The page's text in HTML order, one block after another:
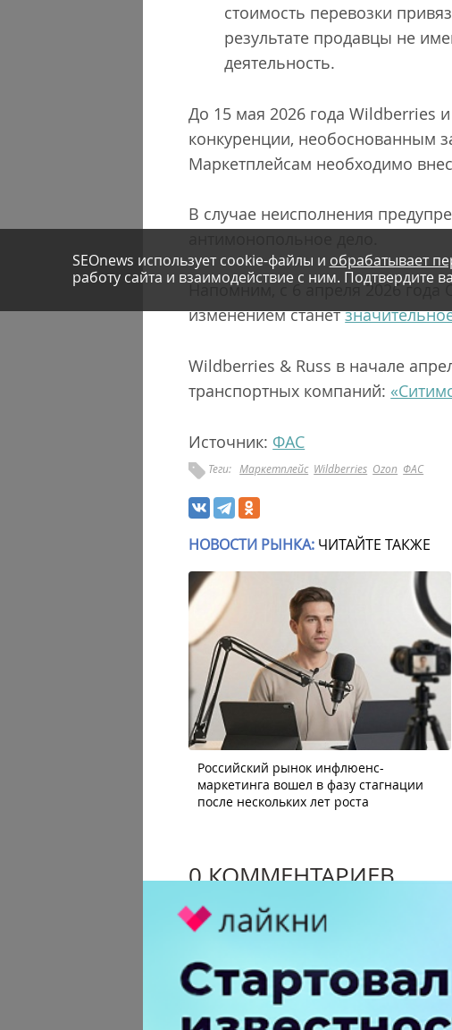
стоимость перевозки
результате продавцы не
деятельность.
До 15 мая 2026 года Wildberries
конкуренции, необоснованным
Маркетплейсам необходимо
В случае неисполнения
Напомним, c 6 апреля 2026 года
изменением станет
Wildberries & Russ в начале
транспортных компаний:
Источник: ФАС
Теги: Маркетплейс Wildberries Ozon ФАС
SEOnews использует cookie-файлы и обрабатывает
работу сайта и взаимодействие с ним. Подтвердите
НОВОСТИ РЫНКА: ЧИТАЙТЕ ТАКЖЕ
Российский рынок инфлюенс-
маркетинга вошел в фазу стагнации
после нескольких лет роста
0 КОММЕНТАРИЕВ